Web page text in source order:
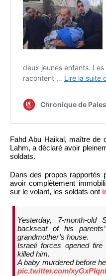
Fahd Abu Haikal, maître de
Lahm, a déclaré avoir
soldats.
Dans des propos rapportés
avoir complètement
sur le volant, les soldats ont
Yesterday, 7-month-
backseat of his
grandmother’s house.
Israeli forces opened
killed him.
A baby murdered before
pic.twitter.com/